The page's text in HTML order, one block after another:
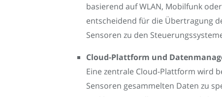
basierend auf WLAN, Mobilfunk
entscheidend für die Übertragung
Sensoren zu den
Cloud-Plattform und
Eine zentrale Cloud-Plattform wird
Sensoren gesammelten Daten zu